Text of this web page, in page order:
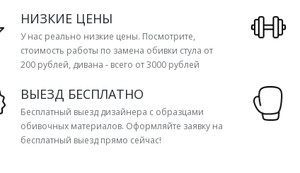
НИЗКИЕ ЦЕНЫ
У нас реально низкие цены. Посмотрите,
стоимость работы по замена обивки стула от
200 рублей, дивана - всего от 3000 рублей
ВЫЕЗД БЕСПЛАТНО
Бесплатный выезд дизайнера с образцами
обивочных материалов. Оформляйте заявку на
бесплатный выезд прямо сейчас!